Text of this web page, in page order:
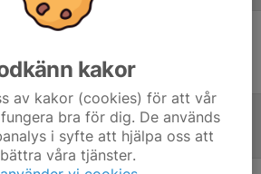
kakor
av kakor (cookies) för att vår
bra för dig. De används
i syfte att hjälpa oss att
våra tjänster.